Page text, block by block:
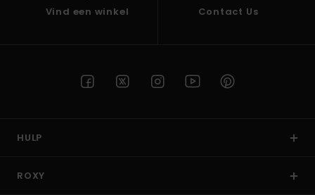
Vind een winkel Contact Us
HULP
ROXY